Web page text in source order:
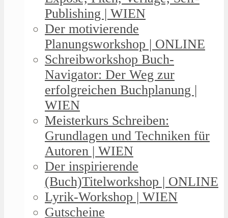
Publishing | WIEN
Der motivierende
Planungsworkshop | ONLINE
Schreibworkshop Buch-
Navigator: Der Weg zur
erfolgreichen Buchplanung |
WIEN
Meisterkurs Schreiben:
Grundlagen und Techniken für
Autoren | WIEN
Der inspirierende
(Buch)Titelworkshop | ONLINE
Lyrik-Workshop | WIEN
Gutscheine